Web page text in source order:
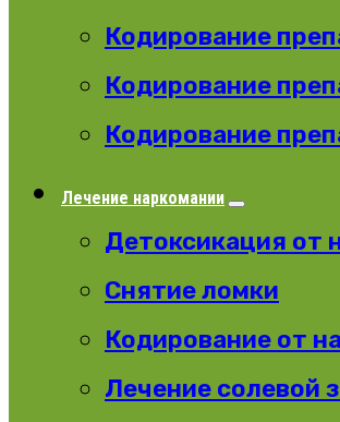
Кодирование
Кодирование
Кодирование
Лечение наркомании
Детоксикация от
Снятие ломки
Кодирование от
Лечение солевой